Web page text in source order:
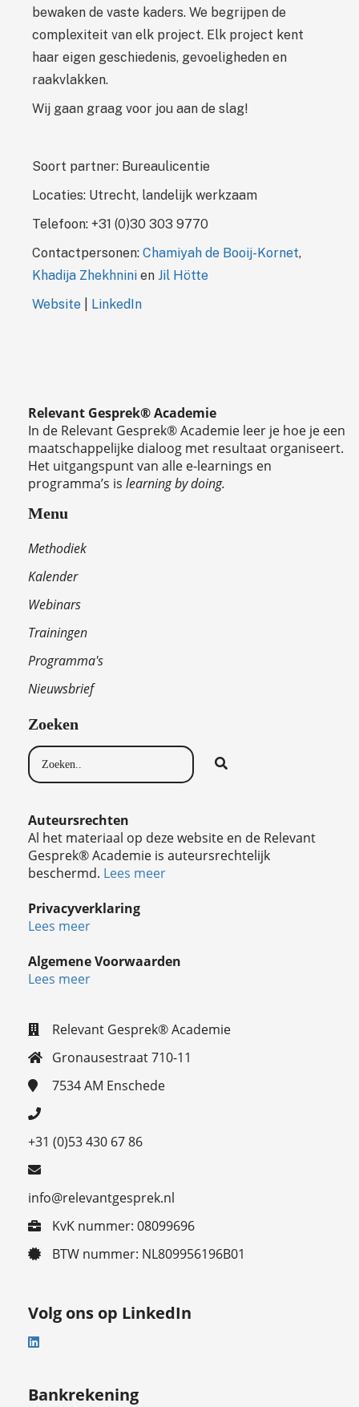
bewaken de vaste kaders. We begrijpen de
complexiteit van elk project. Elk project kent
haar eigen geschiedenis, gevoeligheden en
raakvlakken.
Wij gaan graag voor jou aan de slag!
Soort partner: Bureaulicentie
Locaties: Utrecht, landelijk werkzaam
Telefoon: +31 (0)30 303 9770
Contactpersonen: Chamiyah de Booij-Kornet,
Khadija Zhekhnini en Jil Hötte
Website
LinkedIn
Relevant Gesprek® Academie
In de Relevant Gesprek® Academie leer je hoe je een
maatschappelijke dialoog met resultaat organiseert.
Het uitgangspunt van alle e-learnings en
programma’s is learning by doing.
Menu
Methodiek
Kalender
Webinars
Trainingen
Programma's
Nieuwsbrief
Zoeken
Auteursrechten
Al het materiaal op deze website en de Relevant
Gesprek® Academie is auteursrechtelijk
beschermd. Lees meer
Privacyverklaring
Lees meer
Algemene Voorwaarden
Lees meer
Relevant Gesprek® Academie
Gronausestraat 710-11
7534 AM Enschede
+31 (0)53 430 67 86
info@relevantgesprek.nl
KvK nummer: 08099696
BTW nummer: NL809956196B01
Volg ons op LinkedIn
Bankrekening